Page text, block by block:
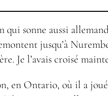
sonne aussi allemand
jusqu’à
Je l’avais croisé
en Ontario, où il a